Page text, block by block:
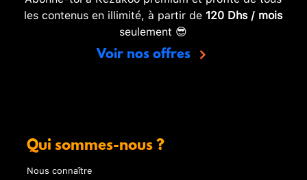
les contenus en illimité, à partir de 120 Dhs / mois
seulement 😎
Voir nos offres
Qui sommes-nous ?
Nous connaître